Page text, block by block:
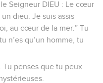
Seigneur DIEU : Le cœur
dieu. Je suis assis
au cœur de la mer.” Tu
n’es qu’un homme, tu
Tu penses que tu peux